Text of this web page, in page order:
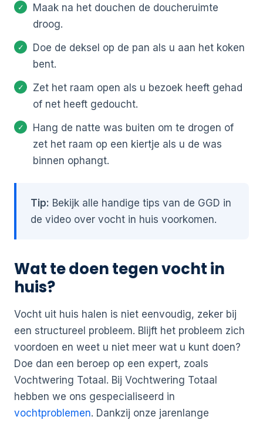
Maak na het douchen de doucheruimte
droog.
Doe de deksel op de pan als u aan het koken
bent.
Zet het raam open als u bezoek heeft gehad
of net heeft gedoucht.
Hang de natte was buiten om te drogen of
zet het raam op een kiertje als u de was
binnen ophangt.
Tip: Bekijk alle handige tips van de GGD in
de video over vocht in huis voorkomen.
Wat te doen tegen vocht in
huis?
Vocht uit huis halen is niet eenvoudig, zeker bij
een structureel probleem. Blijft het probleem zich
voordoen en weet u niet meer wat u kunt doen?
Doe dan een beroep op een expert, zoals
Vochtwering Totaal. Bij Vochtwering Totaal
hebben we ons gespecialiseerd in
vochtproblemen. Dankzij onze jarenlange